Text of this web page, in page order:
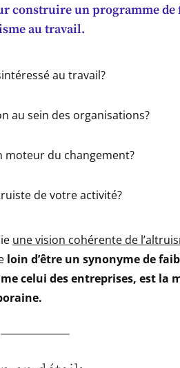
construire un programme
au travail.
au travail?
au sein des organisations?
moteur du changement?
de votre activité?
une vision cohérente de
loin d’être un synonyme de
celui des entreprises, est la